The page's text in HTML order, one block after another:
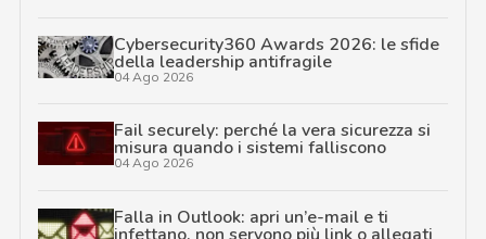
Cybersecurity360 Awards 2026: le sfide
della leadership antifragile
04 Ago 2026
Fail securely: perché la vera sicurezza si
misura quando i sistemi falliscono
04 Ago 2026
Falla in Outlook: apri un’e-mail e ti
infettano, non servono più link o allegati